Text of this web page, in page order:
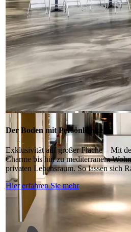
Der Boden mit Persönlichkeit.
Exklusivität auf großer Fläche – Mit
Charme bis hin zu mediterranem
privaten Lebensraum. So lassen sich
Hier erfahren Sie mehr